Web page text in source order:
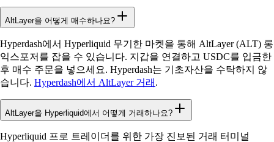
AltLayer을 어떻게 매수하나요?
Hyperdash에서 Hyperliquid 무기한 마켓을 통해 AltLayer (ALT) 롱
익스포저를 잡을 수 있습니다. 지갑을 연결하고 USDC를 입금한
후 매수 주문을 넣으세요. Hyperdash는 기초자산을 수탁하지 않
습니다. Hyperdash에서 AltLayer 거래 .
AltLayer을 Hyperliquid에서 어떻게 거래하나요?
Hyperliquid 프로 트레이더를 위한 가장 진보된 거래 터미널